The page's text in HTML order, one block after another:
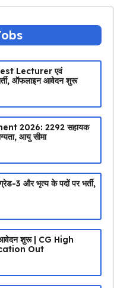
Lecturer एवं
ऑफलाइन आवेदन शुरू
2026: 2292 सहायक
आयु सीमा
3 और भृत्य के पदों पर भर्ती,
आवेदन शुरू | CG High
Out